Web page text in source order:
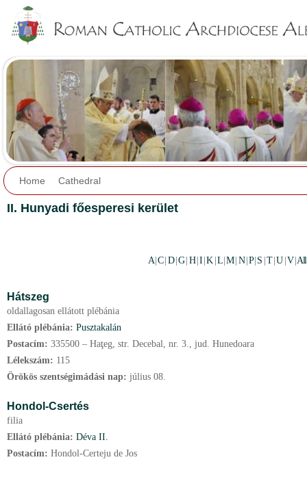
Home Cathedral
II. Hunyadi főesperesi kerület
A |C D |G H I |K L |M N |P S T |U V |All
Hátszeg
oldallagosan ellátott plébánia
Ellátó plébánia: Pusztakalán
Postacím: 335500 – Haţeg, str. Decebal, nr. 3., jud. Hunedoara
Lélekszám: 115
Örökös szentségimádási nap: július 08.
Hondol-Csertés
filia
Ellátó plébánia: Déva II.
Postacím: Hondol-Certeju de Jos